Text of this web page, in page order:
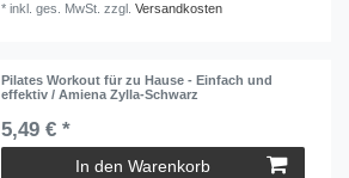
*inkl. ges. MwSt. zzgl.Versandkosten
Pilates Workout für zu Hause - Einfach und
effektiv / Amiena Zylla-Schwarz
5,49 € *
In den Warenkorb